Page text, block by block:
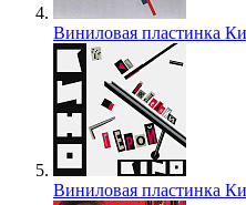
Виниловая пластинка
Виниловая пластинка